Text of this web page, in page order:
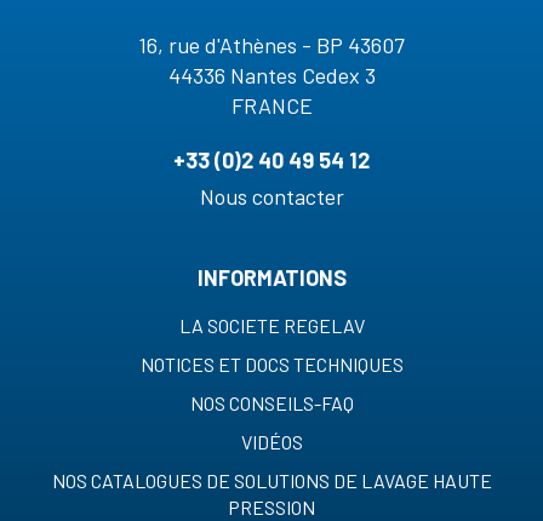
16, rue d'Athènes - BP 43607
44336 Nantes Cedex 3
FRANCE
+33 (0)2 40 49 54 12
Nous contacter
INFORMATIONS
LA SOCIETE REGELAV
NOTICES ET DOCS TECHNIQUES
NOS CONSEILS-FAQ
VIDÉOS
NOS CATALOGUES DE SOLUTIONS DE LAVAGE HAUTE
PRESSION